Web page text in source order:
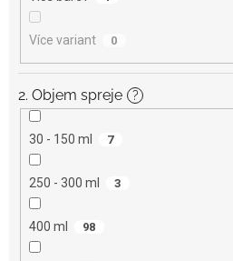
Více variant 0
2. Objem spreje ?
30 - 150 ml 7
250 - 300 ml 3
400 ml 98